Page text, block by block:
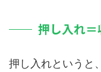
押し入れ
押し入れというと